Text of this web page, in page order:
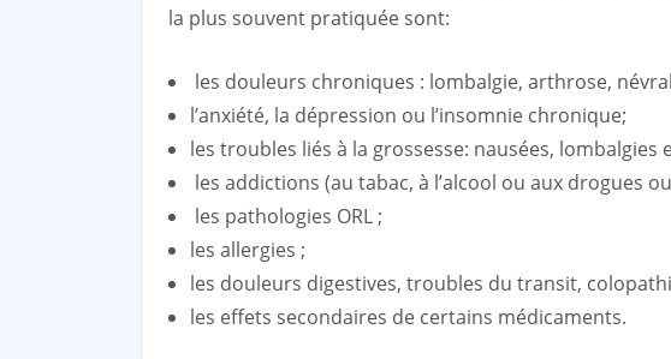
la plus souvent pratiquée sont:
les douleurs chroniques : lombalgie, arthrose,
l’anxiété, la dépression ou l’insomnie chronique;
les troubles liés à la grossesse: nausées,
les addictions (au tabac, à l’alcool ou aux drogues
les pathologies ORL ;
les allergies ;
les douleurs digestives, troubles du transit,
les effets secondaires de certains médicaments.